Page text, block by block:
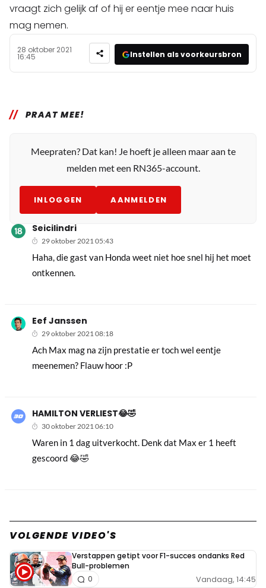
vraagt zich gelijk af of hij er eentje mee naar huis
mag nemen.
28 oktober 2021
16:45 Instellen als voorkeursbron
PRAAT MEE!
Meepraten? Dat kan! Je hoeft je alleen maar aan te
melden met een RN365-account.
INLOGGEN AANMELDEN
Seicilindri
29 oktober 2021 05:43
Haha, die gast van Honda weet niet hoe snel hij het moet
ontkennen.
Eef Janssen
29 oktober 2021 08:18
Ach Max mag na zijn prestatie er toch wel eentje
meenemen? Flauw hoor :P
HAMILTON VERLIEST😂🤣
30 oktober 2021 06:10
Waren in 1 dag uitverkocht. Denk dat Max er 1 heeft
gescoord 😂🤣
VOLGENDE VIDEO'S
Verstappen getipt voor F1-succes ondanks Red
Bull-problemen
Vandaag, 14:45
0